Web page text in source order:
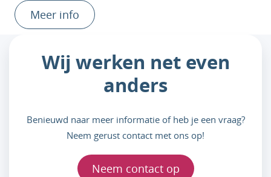
Meer info
Wij werken net even
anders
Benieuwd naar meer informatie of heb je een vraag?
Neem gerust contact met ons op!
Neem contact op